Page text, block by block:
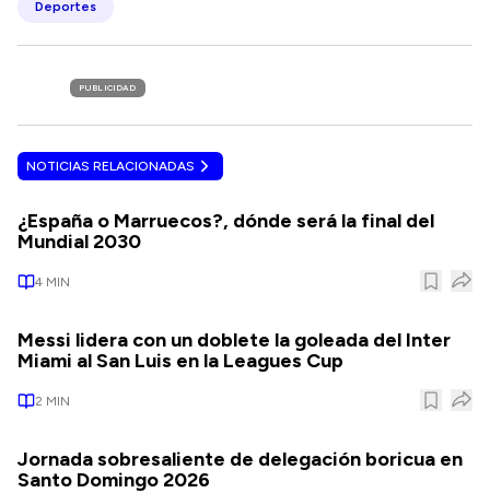
Deportes
PUBLICIDAD
NOTICIAS RELACIONADAS
¿España o Marruecos?, dónde será la final del
Mundial 2030
4 MIN
Messi lidera con un doblete la goleada del Inter
Miami al San Luis en la Leagues Cup
2 MIN
Jornada sobresaliente de delegación boricua en
Santo Domingo 2026